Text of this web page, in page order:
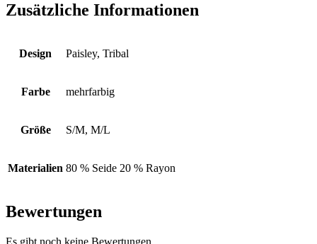
Zusätzliche Informationen
Design Paisley, Tribal
Farbe mehrfarbig
Größe S/M, M/L
Materialien 80 % Seide 20 % Rayon
Bewertungen